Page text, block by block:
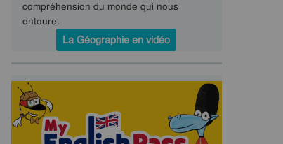
compréhension du monde qui nous
entoure.
La Géographie en vidéo